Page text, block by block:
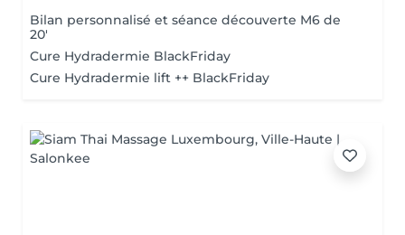
Bilan personnalisé et séance découverte M6 de
20'
Cure Hydradermie BlackFriday
Cure Hydradermie lift ++ BlackFriday